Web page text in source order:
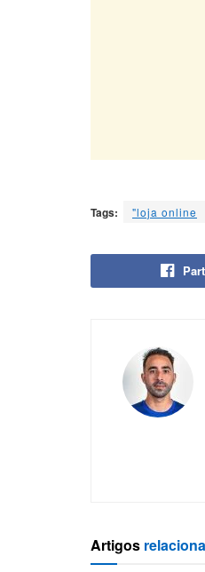
Tags: "loja online
Artigos